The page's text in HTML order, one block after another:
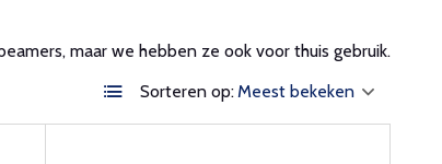
maar we hebben ze ook voor thuis gebruik.
Sorteren op: